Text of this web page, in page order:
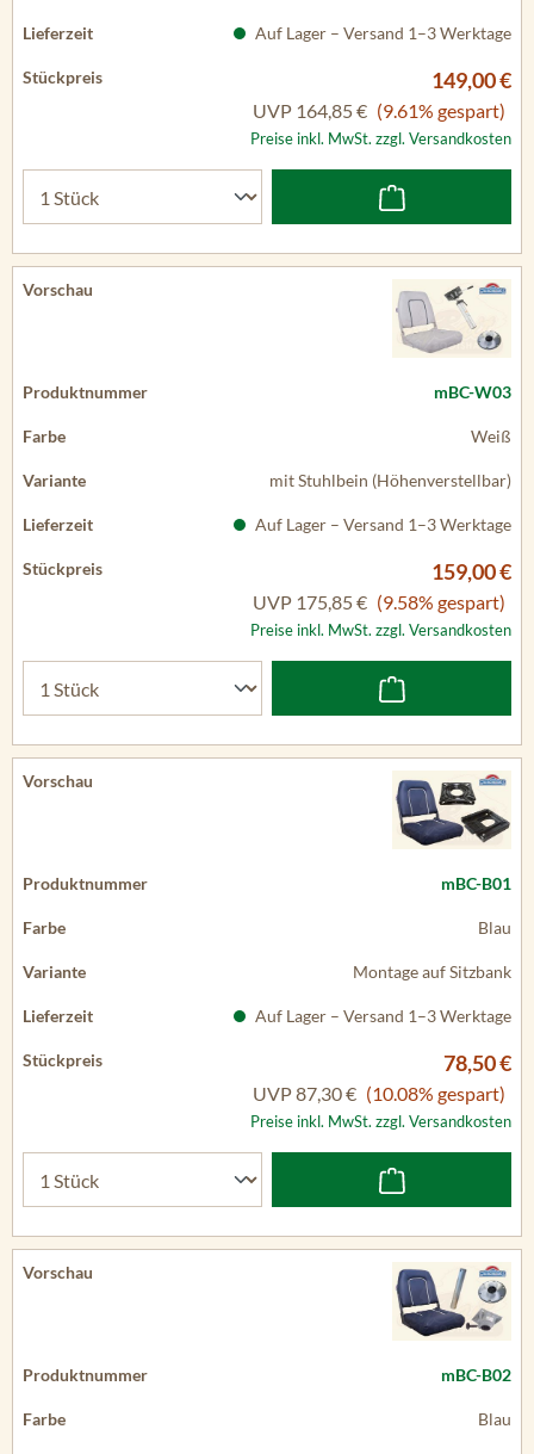
Auf Lager – Versand 1–3 Werktage
149,00 €
UVP 164,85 € (9.61% gespart)
Preise inkl. MwSt. zzgl. Versandkosten
mBC-W03
Weiß
mit Stuhlbein (Höhenverstellbar)
Auf Lager – Versand 1–3 Werktage
159,00 €
UVP 175,85 € (9.58% gespart)
Preise inkl. MwSt. zzgl. Versandkosten
mBC-B01
Blau
Montage auf Sitzbank
Auf Lager – Versand 1–3 Werktage
78,50 €
UVP87,30 € (10.08% gespart)
Preise inkl. MwSt. zzgl. Versandkosten
mBC-B02
Blau